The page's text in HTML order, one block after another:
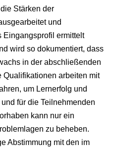
Stärken der
und
Eingangsprofil ermittelt
wird so dokumentiert, dass
in der abschließenden
Qualifikationen arbeiten mit
um Lernerfolg und
für die Teilnehmenden
kann nur ein
zu beheben.
Abstimmung mit den im